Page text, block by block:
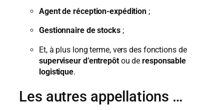
Agent de réception-expédition ;
Gestionnaire de stocks;
Et, à plus long terme, vers des fonctions de
superviseur d’entrepôtou deresponsable
logistique.
Les autres appellations …